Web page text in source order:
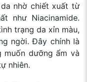
nhờ chiết xuất từ
như Niacinamide.
trạng da xỉn màu,
ngời. Đây chính là
muốn dưỡng ẩm và
nhiên.